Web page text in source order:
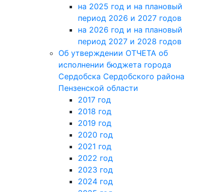
на 2025 год и на плановый
период 2026 и 2027 годов
на 2026 год и на плановый
период 2027 и 2028 годов
Об утверждении ОТЧЕТА об
исполнении бюджета города
Сердобска Сердобского района
Пензенской области
2017 год
2018 год
2019 год
2020 год
2021 год
2022 год
2023 год
2024 год